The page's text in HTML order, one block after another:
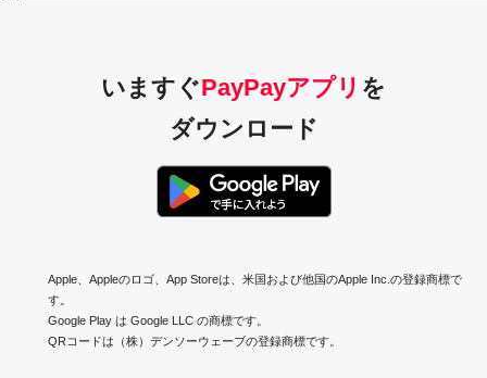
いますぐPayPayアプリ を
ダウンロード
Apple、Appleのロゴ、App Storeは、米国および他国のApple Inc.の登録商標で
す。
Google Play は Google LLC の商標です。
QRコードは（株）デンソーウェーブの登録商標です。